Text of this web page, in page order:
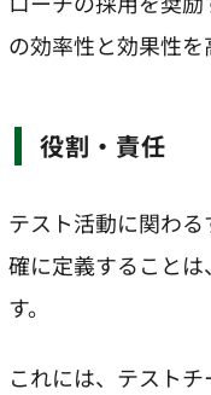
の効率性と効果性を
役割・責任
テスト活動に関わ
確に定義すること
す。
これには、テスト